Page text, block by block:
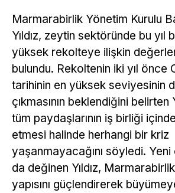
Marmarabirlik Yönetim Kurulu
Yıldız, zeytin sektöründe bu yıl
yüksek rekolteye ilişkin
bulundu. Rekoltenin iki yıl önce
tarihinin en yüksek seviyesinin
çıkmasının beklendiğini belirten
tüm paydaşlarının iş birliği
etmesi halinde herhangi bir kriz
yaşanmayacağını söyledi. Yeni
da değinen Yıldız,
yapısını güçlendirerek